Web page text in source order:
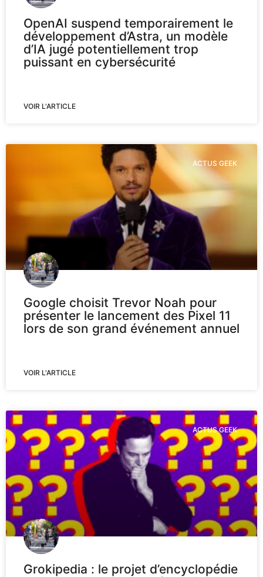
OpenAI suspend temporairement le
développement d’Astra, un modèle
d’IA jugé potentiellement trop
puissant en cybersécurité
VOIR L'ARTICLE
ACTUS GEEK
Google choisit Trevor Noah pour
présenter le lancement des Pixel 11
lors de son grand événement annuel
VOIR L'ARTICLE
ACTUS GEEK
Grokipedia : le projet d’encyclopédie